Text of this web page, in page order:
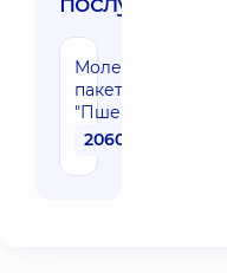
Молекулярний
пакет
"Пшениця"
2060 грн